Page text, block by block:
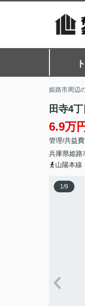
姫路市周辺
田寺4
6.9万
管理/共益
兵庫県姫路
山陽本線
1/9